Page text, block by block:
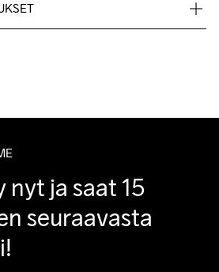
nyt ja saat 15
seuraavasta